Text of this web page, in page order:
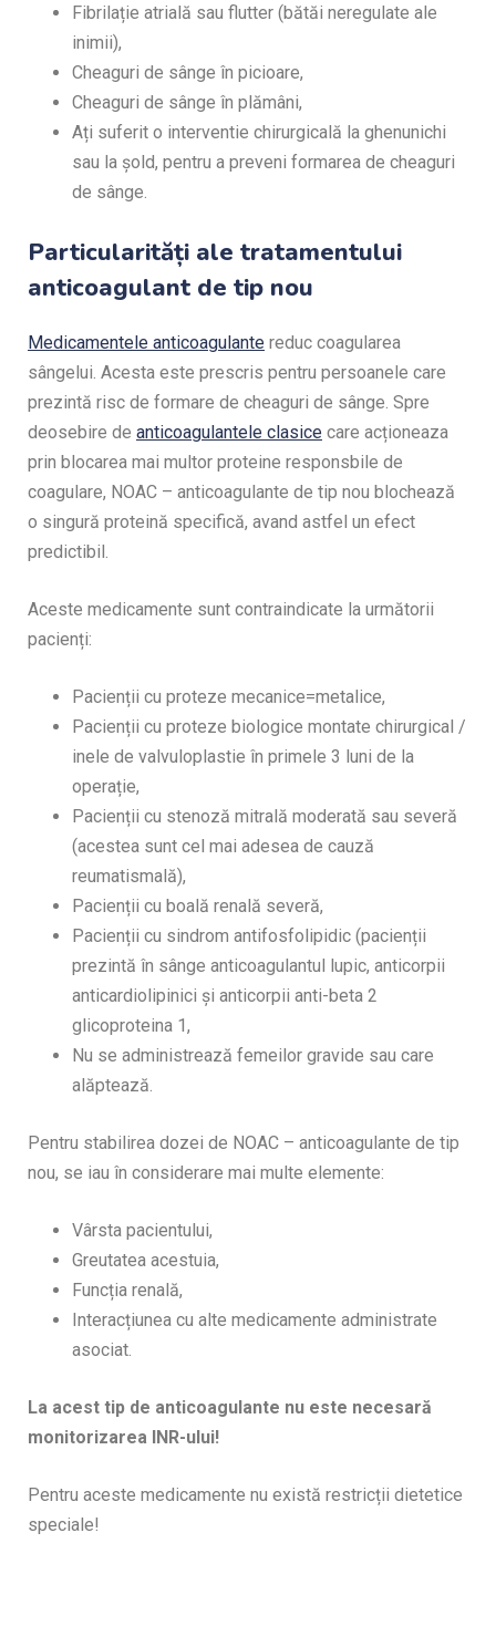
Fibrilație atrială sau flutter (bătăi neregulate ale
inimii),
Cheaguri de sânge în picioare,
Cheaguri de sânge în plămâni,
Ați suferit o interventie chirurgicală la ghenunichi
sau la șold, pentru a preveni formarea de cheaguri
de sânge.
Particularități ale tratamentului
anticoagulant de tip nou
Medicamentele anticoagulante reduc coagularea
sângelui. Acesta este prescris pentru persoanele care
prezintă risc de formare de cheaguri de sânge. Spre
deosebire de anticoagulantele clasice care acționeaza
prin blocarea mai multor proteine responsbile de
coagulare, NOAC – anticoagulante de tip nou blochează
o singură proteină specifică, avand astfel un efect
predictibil.
Aceste medicamente sunt contraindicate la următorii
pacienți:
Pacienții cu proteze mecanice=metalice,
Pacienții cu proteze biologice montate chirurgical /
inele de valvuloplastie în primele 3 luni de la
operație,
Pacienții cu stenoză mitrală moderată sau severă
(acestea sunt cel mai adesea de cauză
reumatismală),
Pacienții cu boală renală severă,
Pacienții cu sindrom antifosfolipidic (pacienții
prezintă în sânge anticoagulantul lupic, anticorpii
anticardiolipinici și anticorpii anti-beta 2
glicoproteina 1,
Nu se administrează femeilor gravide sau care
alăptează.
Pentru stabilirea dozei de NOAC – anticoagulante de tip
nou, se iau în considerare mai multe elemente:
Vârsta pacientului,
Greutatea acestuia,
Funcția renală,
Interacțiunea cu alte medicamente administrate
asociat.
La acest tip de anticoagulante nu este necesară
monitorizarea INR-ului!
Pentru aceste medicamente nu există restricții dietetice
speciale!